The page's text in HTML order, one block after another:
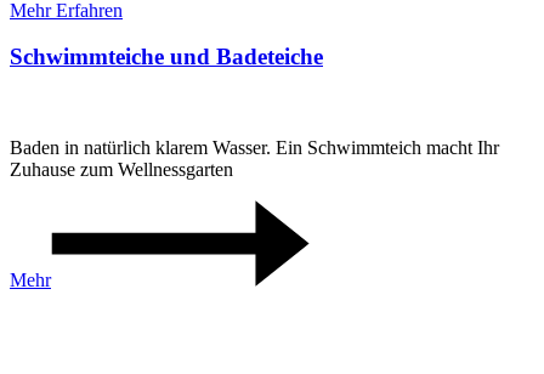
Mehr Erfahren
Schwimmteiche und Badeteiche
Baden in natürlich klarem Wasser. Ein Schwimmteich macht Ihr
Zuhause zum Wellnessgarten
Mehr